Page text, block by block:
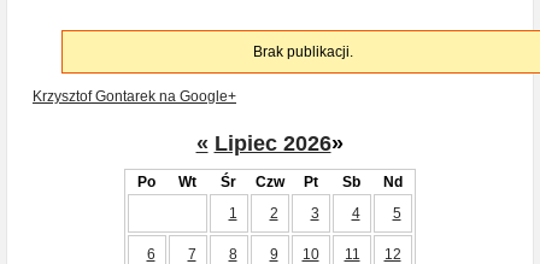
Brak publikacji.
Krzysztof Gontarek na Google+
« Lipiec 2026»
Po Wt Śr Czw Pt Sb
Nd
1
2 3 4 5
6 7 8 9 10 11 12